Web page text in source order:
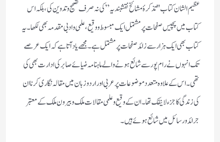
عظیم الشان کتاب "تذکرۂ مشائخ نقشبندیہ” کی نہ صرف تصحیح و تدوین کی، بلکہ اس
کتاب میں پچیس صفحات پرمشتمل ایک مبسوط و وقیع، علمی وادبی مقدمہ بھی لکھا۔ یہ
کتاب بھی ایک ہزار سے زائد صفحات پر مشتمل ہے۔ مجھے یاد آتا ہے کہ ایک عرصے
تک انہوں نے رام پور سے شائع ہونے والے ماہنامہ ضیائے صابر کی ادارت بھی کی
تھی۔ اس کے علاوہ متعدد موضوعات پر عربی اور اردو زبان میں مقالہ نگاری کرنا ان
کی زندگی کا جزء لاینفک تھا۔ ان کے وقیع و علمی مقالات ملک و بیرون ملک کے معتبر
جرائد و رسائل میں شائع ہوئے ہیں۔